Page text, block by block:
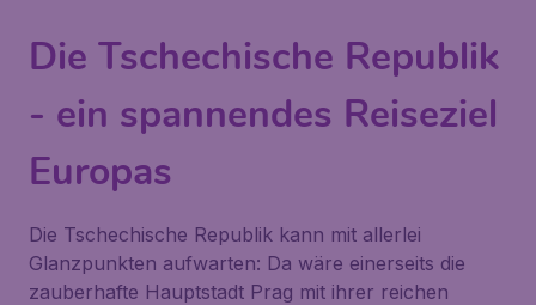
Die Tschechische Republik
- ein spannendes Reiseziel
Europas
Die Tschechische Republik kann mit allerlei
Glanzpunkten aufwarten: Da wäre einerseits die
zauberhafte Hauptstadt Prag mit ihrer reichen